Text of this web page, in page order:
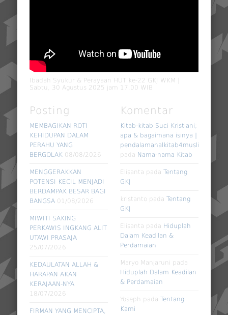
Ibadah Syukur & Perayaan HUT ke-22 GKJ WKM |
Sabtu, 30 Agustus 2025 jam 17.00 WIB
Posting
MEMBAGIKAN ROTI
KEHIDUPAN DALAM
PERAHU YANG
BERGOLAK 08/08/2026
MENGGERAKKAN
POTENSI KECIL MENJADI
BERDAMPAK BESAR BAGI
BANGSA 01/08/2026
MIWITI SAKING
PERKAWIS INGKANG ALIT
UTAWI PRASAJA
25/07/2026
KEDAULATAN ALLAH &
HARAPAN AKAN
KERAJAAN-NYA
18/07/2026
FIRMAN YANG MENCIPTA,
Komentar
Kitab-kitab Suci Kristiani;
apa & bagaimana isinya |
pendalamanalkitab4muslim
pada Nama-nama Kitab
Elisanta padaTentang
GKJ
kristanto padaTentang
GKJ
Elisanta pada Hiduplah
Dalam Keadilan &
Perdamaian
Maryo Manjaruni pada
Hiduplah Dalam Keadilan
& Perdamaian
Yoseph padaTentang
Kami